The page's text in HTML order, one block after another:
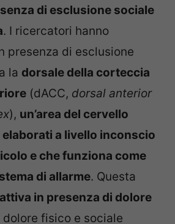
di esclusione sociale
. I ricercatori hanno
presenza di esclusione
la dorsale della corteccia
(dACC, dorsal anterior
), un’area del cervello
a livello inconscio
e che funziona come
di allarme. Questa
in presenza di dolore
dolore fisico e sociale